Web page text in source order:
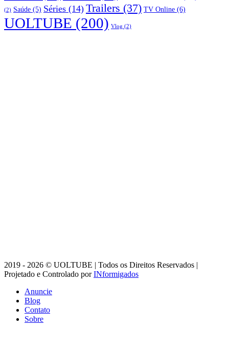
(2) Saúde (5) Séries (14) Trailers (37) TV Online (6)
UOLTUBE (200) Vlog (2)
2019 - 2026 © UOLTUBE | Todos os Direitos Reservados |
Projetado e Controlado porINformigados
Anuncie
Blog
Contato
Sobre